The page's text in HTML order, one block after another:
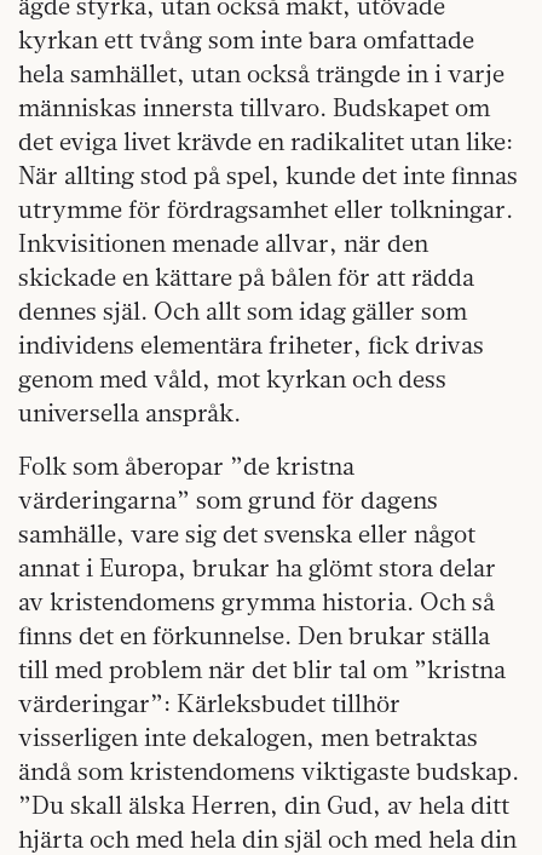
kyrkan ett tvång som inte bara omfattade
hela samhället, utan också trängde in i varje
människas innersta tillvaro. Budskapet om
det eviga livet krävde en radikalitet utan like:
När allting stod på spel, kunde det inte finnas
utrymme för fördragsamhet eller tolkningar.
Inkvisitionen menade allvar, när den
skickade en kättare på bålen för att rädda
dennes själ. Och allt som idag gäller som
individens elementära friheter, fick drivas
genom med våld, mot kyrkan och dess
universella anspråk.
Folk som åberopar ”de kristna
värderingarna” som grund för dagens
samhälle, vare sig det svenska eller något
annat i Europa, brukar ha glömt stora delar
av kristendomens grymma historia. Och så
finns det en förkunnelse. Den brukar ställa
till med problem när det blir tal om ”kristna
värderingar”: Kärleksbudet tillhör
visserligen inte dekalogen, men betraktas
ändå som kristendomens viktigaste budskap.
”Du skall älska Herren, din Gud, av hela ditt
hjärta och med hela din själ och med hela din